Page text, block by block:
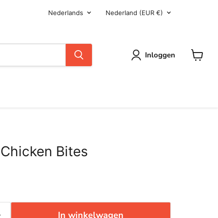
Taal
Nederlands Land
Nederland (EUR €)
Inloggen
Bites
In winkelwagen